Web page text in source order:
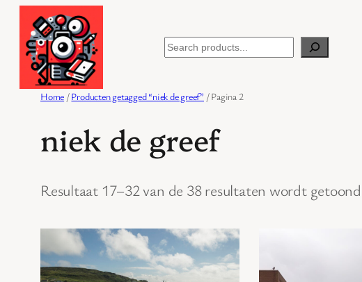
naar
inhoud
Search
Home /Producten getagged “niek de greef” / Pagina 2
niek de greef
Resultaat 17–32 van de 38 resultaten wordt getoond